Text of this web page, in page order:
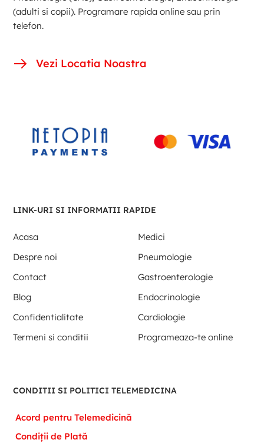
(adulti si copii). Programare rapida online sau prin
telefon.
Vezi Locatia Noastra
LINK-URI SI INFORMATII RAPIDE
Acasa
Medici
Despre noi
Pneumologie
Contact
Gastroenterologie
Blog
Endocrinologie
Confidentialitate
Cardiologie
Termeni si conditii
Programeaza-te online
CONDITII SI POLITICI TELEMEDICINA
Acord pentru Telemedicină
Condiții de Plată